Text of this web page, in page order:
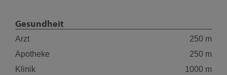
Gesundheit
Arzt
250 m
Apotheke
250 m
Klinik
1000 m